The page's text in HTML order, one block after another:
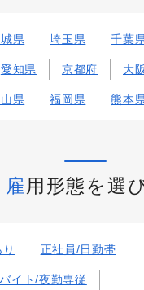
県 埼玉県 千葉
愛知県 京都府 大
県 福岡県 熊本
雇用形態を選
正社員/日勤帯
イト/夜勤専従